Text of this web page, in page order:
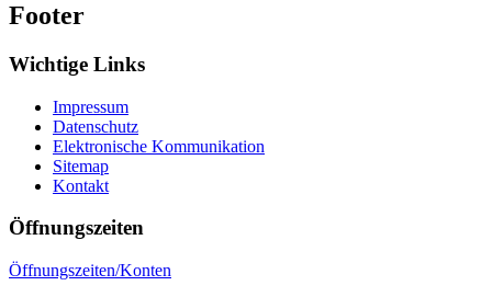
Footer
Wichtige Links
Impressum
Datenschutz
Elektronische Kommunikation
Sitemap
Kontakt
Öffnungszeiten
Öffnungszeiten/Konten